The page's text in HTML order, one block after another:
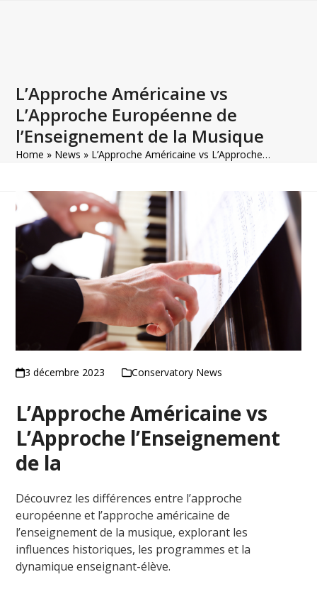
L’Approche Américaine vs
L’Approche Européenne de
l’Enseignement de la Musique
Home » News » L’Approche Américaine vs L’Approche…
3 décembre 2023 Conservatory News
L’Approche Américainevs
L’Approche l’Enseignement
de la
Découvrez les différences entre l’approche
européenne et l’approche américaine de
l’enseignement de la musique, explorant les
influences historiques, les programmes et la
dynamique enseignant-élève.